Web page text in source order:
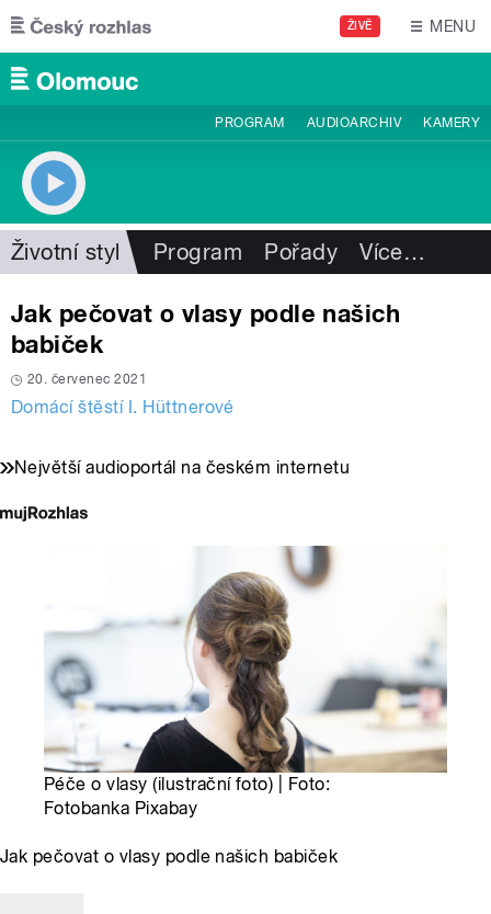
Přejít k hlavnímu obsahu
ŽIVĚ MENU
PROGRAM AUDIOARCHIV KAMERY
Životní styl Program Pořady Více…
Jak pečovat o vlasy podle našich
babiček
20. červenec 2021
Domácí štěstí I. Hüttnerové
Největší audioportál na českém internetu
Péče o vlasy (ilustrační foto) | Foto:
Fotobanka Pixabay
Jak pečovat o vlasy podle našich babiček